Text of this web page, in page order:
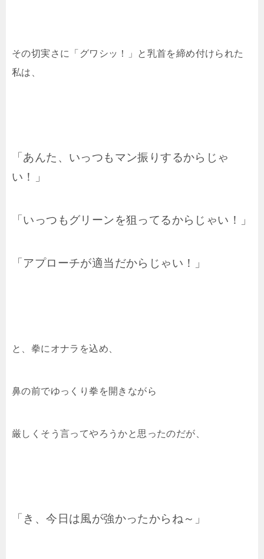
その切実さに「グワシッ！」と乳首を締め付けられた
私は、
「あんた、いっつもマン振りするからじゃ
い！」
「いっつもグリーンを狙ってるからじゃい！」
「アプローチが適当だからじゃい！」
と、拳にオナラを込め、
鼻の前でゆっくり拳を開きながら
厳しくそう言ってやろうかと思ったのだが、
「き、今日は風が強かったからね～」